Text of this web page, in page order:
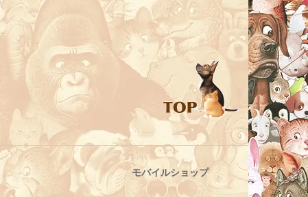
モバイルショップ